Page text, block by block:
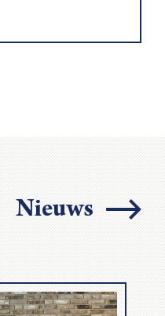
Nieuws